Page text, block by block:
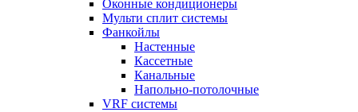
Оконные кондиционеры
Мульти сплит системы
Фанкойлы
Настенные
Кассетные
Канальные
Напольно-потолочные
VRF системы